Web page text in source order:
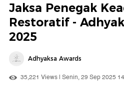
Berhenti
Hidup
Saat
Jaksa Penegak
Restoratif -
2025
Adhyaksa Awards
35,221 Views | Senin, 29 Sep 2025